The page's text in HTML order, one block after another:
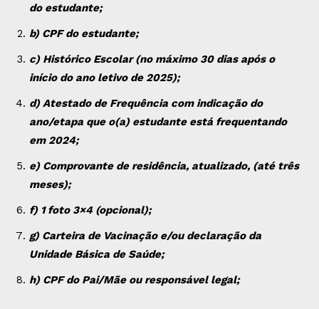
do estudante;
b) CPF do estudante;
c) Histórico Escolar (no máximo 30 dias após o
início do ano letivo de 2025);
d) Atestado de Frequência com indicação do
ano/etapa que o(a) estudante está frequentando
em 2024;
e) Comprovante de residência, atualizado, (até três
meses);
f) 1 foto 3×4 (opcional);
g) Carteira de Vacinação e/ou declaração da
Unidade Básica de Saúde;
h) CPF do Pai/Mãe ou responsável legal;